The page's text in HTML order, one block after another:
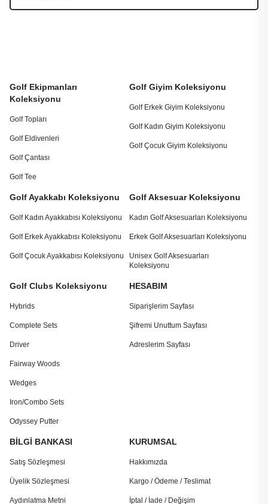
Golf Ekipmanları
Koleksiyonu
Golf Topları
Golf Eldivenleri
Golf Çantası
Golf Tee
Golf Giyim Koleksiyonu
Golf Erkek Giyim Koleksiyonu
Golf Kadın Giyim Koleksiyonu
Golf Çocuk Giyim Koleksiyonu
Golf Ayakkabı Koleksiyonu
Golf Kadın Ayakkabısı Koleksiyonu
Golf Erkek Ayakkabısı Koleksiyonu
Golf Çocuk Ayakkabısı Koleksiyonu
Golf Aksesuar Koleksiyonu
Kadın Golf Aksesuarları Koleksiyonu
Erkek Golf Aksesuarları Koleksiyonu
Unisex Golf Aksesuarları
Koleksiyonu
Golf Clubs Koleksiyonu
Hybrids
Complete Sets
Driver
Fairway Woods
Wedges
Iron/Combo Sets
Odyssey Putter
HESABIM
Siparişlerim Sayfası
Şifremi Unuttum Sayfası
Adreslerim Sayfası
BİLGİ BANKASI
Satış Sözleşmesi
Üyelik Sözleşmesi
Aydınlatma Metni
KURUMSAL
Hakkımızda
Kargo / Ödeme / Teslimat
İptal / İade / Değişim